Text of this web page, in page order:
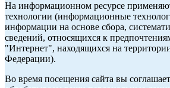
На информационном ресурсе
технологии (информационные
информации на основе сбора,
сведений, относящихся к
"Интернет", находящихся на
Федерации).
Во время посещения сайта вы